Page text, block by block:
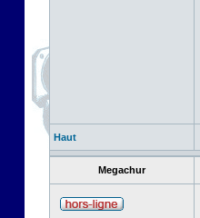
Haut
Megachur